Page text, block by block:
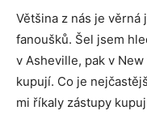
Většina z nás je věrná
fanoušků. Šel jsem
v Asheville, pak v
kupují. Co je
mi říkaly zástupy